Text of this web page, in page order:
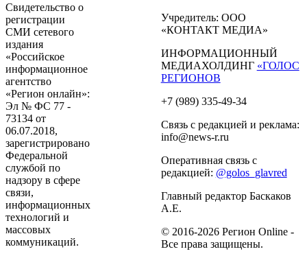
Свидетельство о
регистрации
СМИ сетевого
издания
«Российское
информационное
агентство
«Регион онлайн»:
Эл № ФС 77 -
73134 от
06.07.2018,
зарегистрировано
Федеральной
службой по
надзору в сфере
связи,
информационных
технологий и
массовых
коммуникаций.
Учредитель: ООО
«КОНТАКТ МЕДИА»
ИНФОРМАЦИОННЫЙ
МЕДИАХОЛДИНГ «ГОЛОС
РЕГИОНОВ
+7 (989) 335-49-34
Связь с редакцией и реклама:
info@news-r.ru
Оперативная связь с
редакцией: @golos_glavred
Главный редактор Баскаков
А.Е.
© 2016-2026 Регион Online -
Все права защищены.